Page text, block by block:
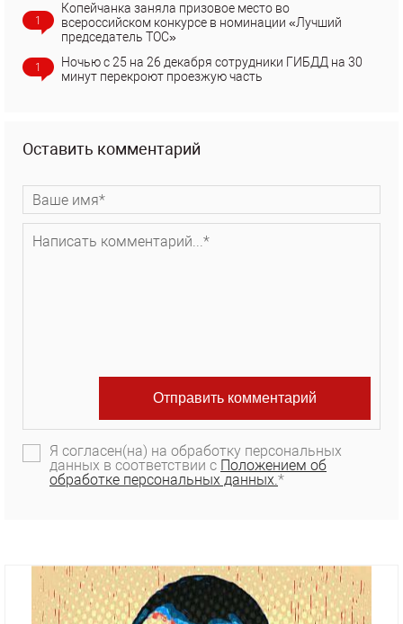
1
Копейчанка заняла призовое место во
всероссийском конкурсе в номинации «Лучший
председатель ТОС»
1
Ночью с 25 на 26 декабря сотрудники ГИБДД на 30
минут перекроют проезжую часть
Оставить комментарий
Я согласен(на) на обработку персональных
данных в соответствии с Положением об
обработке персональных данных.*